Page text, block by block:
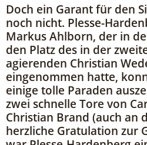
Doch ein Garant für den
noch nicht. Plesse-
Markus Ahlborn, der in
den Platz des in der
agierenden Christian
eingenommen hatte,
einige tolle Paraden
zwei schnelle Tore von
Christian Brand (auch an
herzliche Gratulation zur